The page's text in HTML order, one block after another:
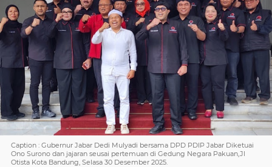
Caption : Gubernur Jabar Dedi Mulyadi bersama DPD PDIP Jabar Diketuai
Ono Surono dan jajaran seusai pertemuan di Gedung Negara Pakuan,Jl
Otista Kota Bandung, Selasa 30 Desember 2025.